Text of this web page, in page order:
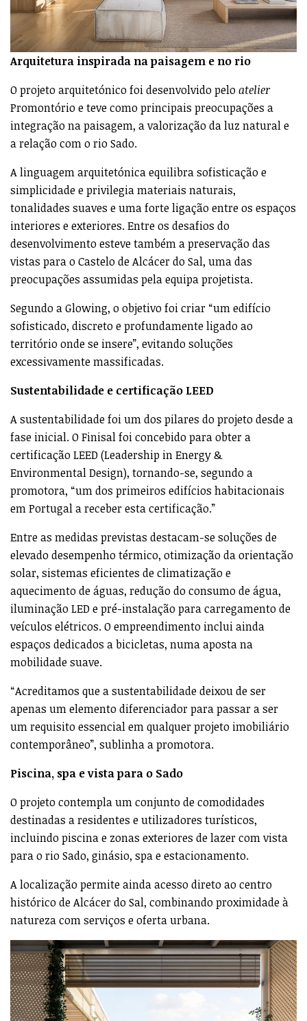
Arquitetura inspirada na paisagem e no rio
O projeto arquitetónico foi desenvolvido peloatelier
Promontório e teve como principais preocupações a
integração na paisagem, a valorização da luz natural e
a relação com o rio Sado.
A linguagem arquitetónica equilibra sofisticação e
simplicidade e privilegia materiais naturais,
tonalidades suaves e uma forte ligação entre os espaços
interiores e exteriores. Entre os desafios do
desenvolvimento esteve também a preservação das
vistas para o Castelo de Alcácer do Sal, uma das
preocupações assumidas pela equipa projetista.
Segundo a Glowing, o objetivo foi criar “um edifício
sofisticado, discreto e profundamente ligado ao
território onde se insere”, evitando soluções
excessivamente massificadas.
Sustentabilidade e certificação LEED
A sustentabilidade foi um dos pilares do projeto desde a
fase inicial. O Finisal foi concebido para obter a
certificação LEED (Leadership in Energy &
Environmental Design), tornando-se, segundo a
promotora, “um dos primeiros edifícios habitacionais
em Portugal a receber esta certificação.”
Entre as medidas previstas destacam-se soluções de
elevado desempenho térmico, otimização da orientação
solar, sistemas eficientes de climatização e
aquecimento de águas, redução do consumo de água,
iluminação LED e pré-instalação para carregamento de
veículos elétricos. O empreendimento inclui ainda
espaços dedicados a bicicletas, numa aposta na
mobilidade suave.
“Acreditamos que a sustentabilidade deixou de ser
apenas um elemento diferenciador para passar a ser
um requisito essencial em qualquer projeto imobiliário
contemporâneo”, sublinha a promotora.
Piscina, spa e vista para o Sado
O projeto contempla um conjunto de comodidades
destinadas a residentes e utilizadores turísticos,
incluindo piscina e zonas exteriores de lazer com vista
para o rio Sado, ginásio, spa e estacionamento.
A localização permite ainda acesso direto ao centro
histórico de Alcácer do Sal, combinando proximidade à
natureza com serviços e oferta urbana.